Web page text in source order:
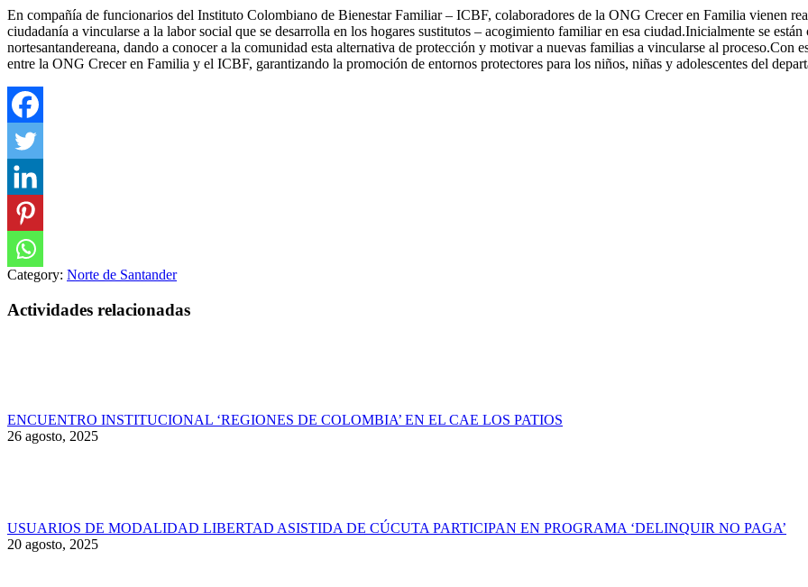
En compañía de funcionarios del Instituto Colombiano de Bienestar Familiar – ICBF, colaboradores de la ONG Crecer en Familia vienen
ciudadanía a vincularse a la labor social que se desarrolla en los hogares sustitutos – acogimiento familiar en esa ciudad.Inicialmente se
nortesantandereana, dando a conocer a la comunidad esta alternativa de protección y motivar a nuevas familias a vincularse al proceso.Con
entre la ONG Crecer en Familia y el ICBF, garantizando la promoción de entornos protectores para los niños, niñas y adolescentes del
Category: Norte de Santander
Actividades relacionadas
ENCUENTRO INSTITUCIONAL ‘REGIONES DE COLOMBIA’ EN EL CAE LOS PATIOS
26 agosto, 2025
USUARIOS DE MODALIDAD LIBERTAD ASISTIDA DE CÚCUTA PARTICIPAN EN PROGRAMA ‘DELINQUIR NO PAGA’
20 agosto, 2025